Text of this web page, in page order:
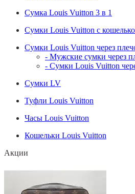
Сумка Louis Vuitton 3 в 1
Сумки Louis Vuitton с
Сумки Louis Vuitton через
- Мужские сумки через
- Сумки Louis Vuitton
Сумки LV
Туфли Louis Vuitton
Часы Louis Vuitton
Кошельки Louis Vuitton
Акции